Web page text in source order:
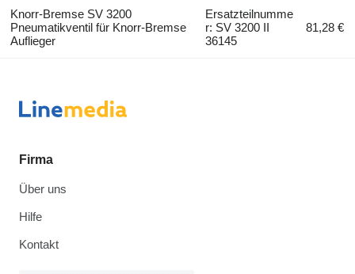
Knorr-Bremse SV 3200
Pneumatikventil für Knorr-Bremse
Auflieger
Ersatzteilnumme
r: SV 3200 II
36145
81,28 €
Firma
Über uns
Hilfe
Kontakt